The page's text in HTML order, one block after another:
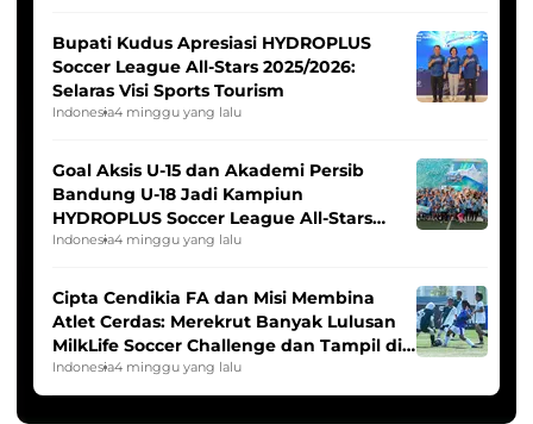
Bupati Kudus Apresiasi HYDROPLUS
Soccer League All-Stars 2025/2026:
Selaras Visi Sports Tourism
Indonesia4 minggu yang lalu
Goal Aksis U-15 dan Akademi Persib
Bandung U-18 Jadi Kampiun
HYDROPLUS Soccer League All-Stars
2025/2026
Indonesia4 minggu yang lalu
Cipta Cendikia FA dan Misi Membina
Atlet Cerdas: Merekrut Banyak Lulusan
MilkLife Soccer Challenge dan Tampil di
HYDROPLUS Soccer League
Indonesia4 minggu yang lalu